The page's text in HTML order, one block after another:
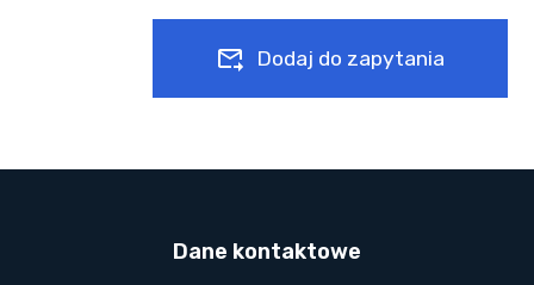
Dodaj do zapytania
Dane kontaktowe